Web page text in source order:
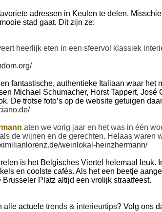
adressen in Keulen te delen.
stad gaat. Dit zijn ze:
heerlijk eten in een sfeervol klassiek
fantastische, authentieke Italiaan waar het
Michael Schumacher, Horst Tappert,
De trotse foto’s op de website getuigen
aten we vorig jaar en het was in één
de wijnen en de gerechten. Helaas waren
weinlokal-heinzhermann/
is het Belgisches Viertel helemaal leuk.
en coolste cafés. Als het een beetje
Platz altijd een vrolijk straatfeest.
alle actuele trends & interieurtips? Volg ons